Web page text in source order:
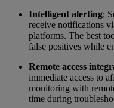
Intelligent alerting:
receive notifications
platforms. The best
false positives while
Remote access
immediate access to
monitoring with
time during